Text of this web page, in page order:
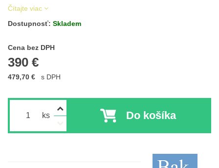
Čítajte viac
Dostupnosť: Skladem
Cena bez DPH
390 €
Cena s DPH
479,70 € s DPH
ks Do košíka